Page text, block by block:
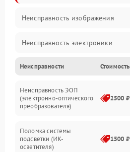
Неисправность изображения
Неисправность электроники
Механические повреждения
Неисправность управления
Оптика
Неисправности Стоимость
Неисправность ЭОП
(электронно-оптического
преобразователя)
2500 ₽
Поломка системы
подсветки (ИК-
осветителя)
1500 ₽